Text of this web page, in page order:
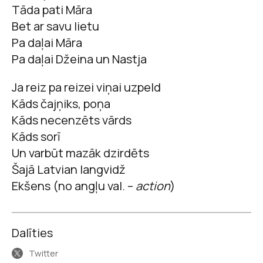
Tāda pati Māra
Bet ar savu lietu
Pa daļai Māra
Pa daļai Džeina un Nastja
Ja reiz pa reizei viņai uzpeld
Kāds čajņiks, poņa
Kāds necenzēts vārds
Kāds sorī
Un varbūt mazāk dzirdēts
Šajā Latvian langvidž
Ekšens (no angļu val. – action)
Dalīties
Twitter